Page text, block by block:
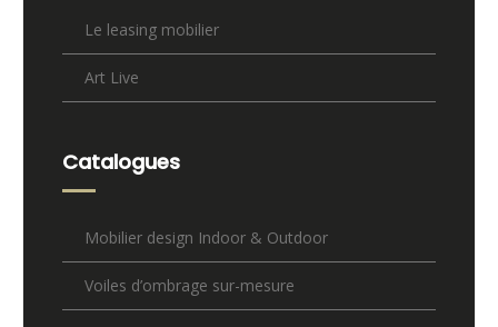
Le leasing mobilier
Art Live
Catalogues
Mobilier design Indoor & Outdoor
Voiles d’ombrage sur-mesure